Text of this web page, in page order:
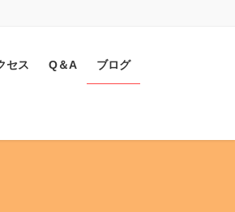
セス Q＆A ブログ